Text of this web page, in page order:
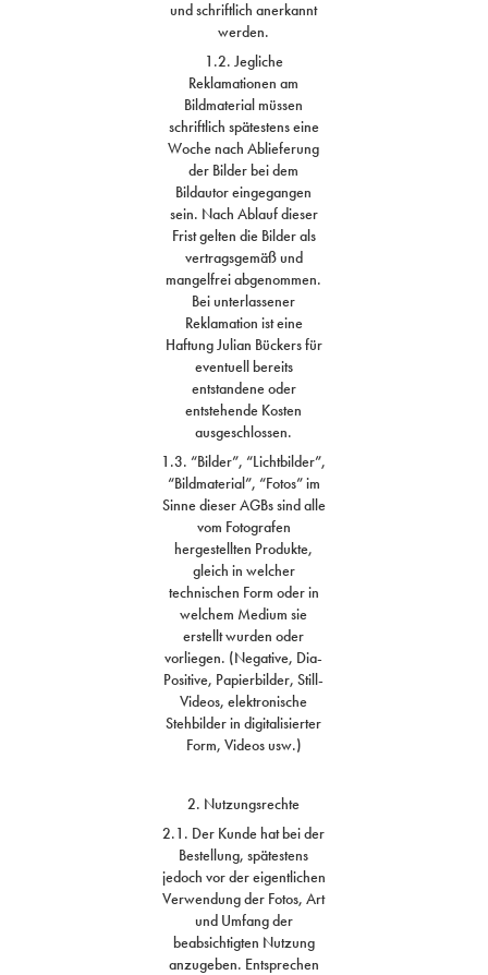
und schriftlich anerkannt
werden.
1.2. Jegliche
Reklamationen am
Bildmaterial müssen
schriftlich spätestens eine
Woche nach Ablieferung
der Bilder bei dem
Bildautor eingegangen
sein. Nach Ablauf dieser
Frist gelten die Bilder als
vertragsgemäß und
mangelfrei abgenommen.
Bei unterlassener
Reklamation ist eine
Haftung Julian Bückers für
eventuell bereits
entstandene oder
entstehende Kosten
ausgeschlossen.
1.3. “Bilder”, “Lichtbilder”,
“Bildmaterial”, “Fotos” im
Sinne dieser AGBs sind alle
vom Fotografen
hergestellten Produkte,
gleich in welcher
technischen Form oder in
welchem Medium sie
erstellt wurden oder
vorliegen. (Negative, Dia-
Positive, Papierbilder, Still-
Videos, elektronische
Stehbilder in digitalisierter
Form, Videos usw.)
2. Nutzungsrechte
2.1. Der Kunde hat bei der
Bestellung, spätestens
jedoch vor der eigentlichen
Verwendung der Fotos, Art
und Umfang der
beabsichtigten Nutzung
anzugeben. Entsprechen